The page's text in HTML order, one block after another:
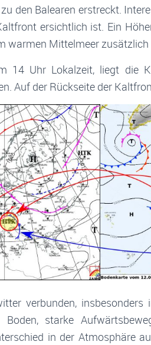
den Balearen erstreckt.
ersichtlich ist. Ein
warmen Mittelmeer zusätzlich
14 Uhr Lokalzeit, liegt die
Auf der Rückseite der
verbunden, insbesonders
starke
in der Atmosphäre